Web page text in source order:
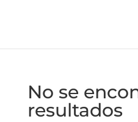
No se
resultados